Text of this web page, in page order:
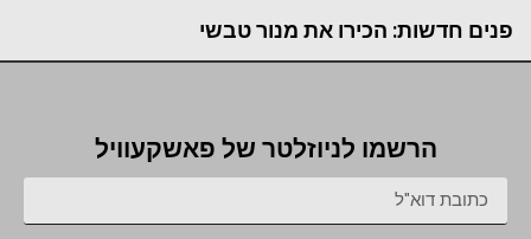
פנים חדשות: הכירו את מנור טבשי
הרשמו לניוזלטר של פאשקעוויל